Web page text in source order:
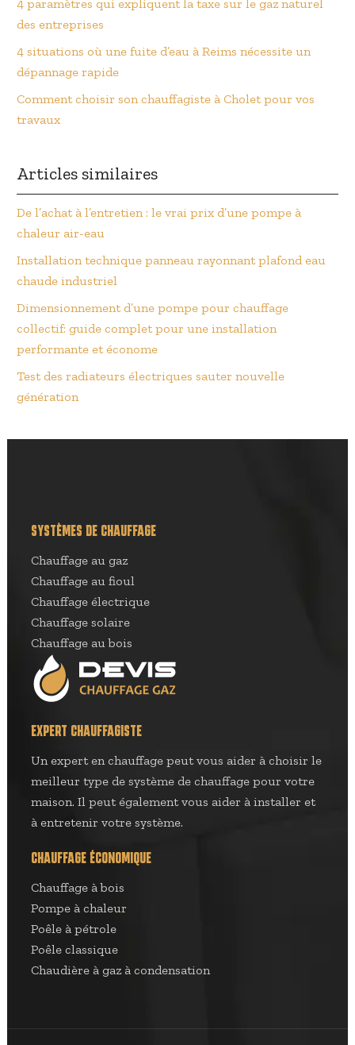
4 paramètres qui expliquent la taxe sur le gaz naturel
des entreprises
4 situations où une fuite d’eau à Reims nécessite un
dépannage rapide
Comment choisir son chauffagiste à Cholet pour vos
travaux
Articles similaires
De l’achat à l’entretien : le vrai prix d’une pompe à
chaleur air-eau
Installation technique panneau rayonnant plafond eau
chaude industriel
Dimensionnement d’une pompe pour chauffage
collectif: guide complet pour une installation
performante et économe
Test des radiateurs électriques sauter nouvelle
génération
SYSTÈMES DE CHAUFFAGE
Chauffage au gaz
Chauffage au fioul
Chauffage électrique
Chauffage solaire
Chauffage au bois
EXPERT CHAUFFAGISTE
Un expert en chauffage peut vous aider à choisir le
meilleur type de système de chauffage pour votre
maison. Il peut également vous aider à installer et
à entretenir votre système.
CHAUFFAGE ÉCONOMIQUE
Chauffage à bois
Pompe à chaleur
Poêle à pétrole
Poêle classique
Chaudière à gaz à condensation